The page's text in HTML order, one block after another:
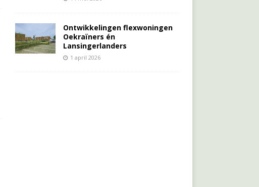
Ontwikkelingen flexwoningen
Oekraïners én
Lansingerlanders
1 april 2026